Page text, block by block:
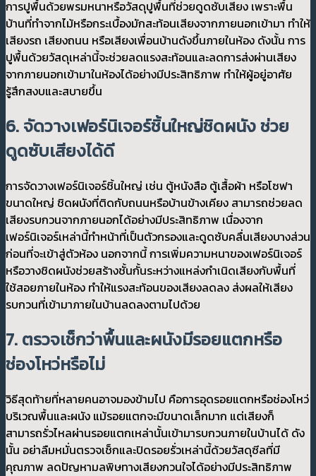
การปูพื้นด้วยพรมหนาหรือวัสดุปูพื้นที่ช่วยดูดซับเสียง เพราะพื้น
บ้านที่ทำจากไม้หรือกระเบื้องมักสะท้อนเสียงจากภายนอกเข้ามา ทำให้
เสียงรถ เสียงถนน หรือเสียงเพื่อนบ้านดังขึ้นภายในห้อง ดังนั้น การ
ปูพื้นด้วยวัสดุเหล่านี้จะช่วยลดแรงสะท้อนและลดการส่งผ่านเสียง
จากภายนอกเข้ามาในห้องได้อย่างมีประสิทธิภาพ ทำให้ผู้อยู่อาศัย
รู้สึกสงบและสบายขึ้น
6. จัดวางเฟอร์นิเจอร์ชิ้นใหญ่ชิดผนัง ช่วย
ดูดซับเสียงได้ดี
การจัดวางเฟอร์นิเจอร์ชิ้นใหญ่ เช่น ตู้หนังสือ ตู้เสื้อผ้า หรือโซฟา
ขนาดใหญ่ ชิดผนังที่ติดกับถนนหรือบ้านข้างเคียง สามารถช่วยลด
เสียงรบกวนจากภายนอกได้อย่างมีประสิทธิภาพ เนื่องจาก
เฟอร์นิเจอร์เหล่านี้ทำหน้าที่เป็นตัวกรองและดูดซับคลื่นเสียงบางส่วน
ก่อนที่จะเข้าสู่ตัวห้อง นอกจากนี้ การเพิ่มความหนาของเฟอร์นิเจอร์
หรือวางชิดผนังช่วยสร้างชั้นกั้นระหว่างแหล่งกำเนิดเสียงกับพื้นที่
ใช้สอยภายในห้อง ทำให้แรงสะท้อนของเสียงลดลง ส่งผลให้เสียง
รบกวนที่เข้ามาภายในบ้านลดลงตามไปด้วย
7. ตรวจเช็กว่าพื้นและผนังมีรอยแตกหรือ
ช่องโหว่หรือไม่
วิธีสุดท้ายที่หลายคนอาจมองข้ามไป คือการอุดรอยแตกหรือช่องโหว่
บริเวณพื้นและผนัง แม้รอยแตกจะมีขนาดเล็กมาก แต่เสียงก็
สามารถรั่วไหลผ่านรอยแตกเหล่านั้นเข้ามารบกวนภายในบ้านได้ ดัง
นั้น อย่าลืมหมั่นตรวจเช็กและปิดรอยรั่วเหล่านี้ด้วยวัสดุซีลที่มี
คุณภาพ ลดปัญหามลพิษทางเสียงกวนใจได้อย่างมีประสิทธิภาพ